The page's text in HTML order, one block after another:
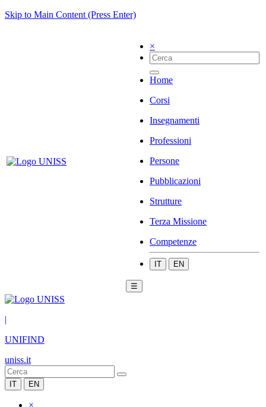
Skip to Main Content (Press Enter)
×
Home
Corsi
Insegnamenti
Professioni
Persone
Pubblicazioni
Strutture
Terza Missione
Competenze
IT EN
☰
|
UNIFIND
uniss.it
IT EN
×